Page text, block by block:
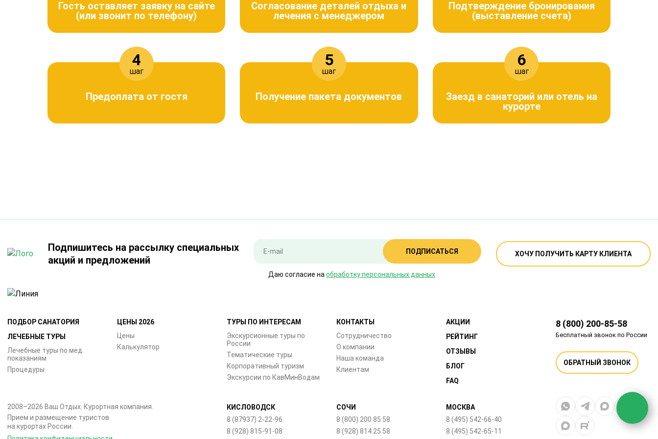
Гость оставляет заявку на сайте
(или звонит по телефону)
Согласование деталей отдыха и
лечения с менеджером
Подтверждение бронирования
(выставление счета)
4
шаг
Предоплата от гостя
5
шаг
Получение пакета документов
6
шаг
Заезд в санаторий или отель на
курорте
Подпишитесь на рассылку специальных
акций и предложений
ПОДПИСАТЬСЯ
Даю согласие на обработку персональных данных
ХОЧУ ПОЛУЧИТЬ КАРТУ КЛИЕНТА
ПОДБОР САНАТОРИЯ
ЛЕЧЕБНЫЕ ТУРЫ
Лечебные туры по мед.
показаниям
Процедуры
ЦЕНЫ 2026
Цены
Калькулятор
ТУРЫ ПО ИНТЕРЕСАМ
Экскурсионные туры по
России
Тематические туры
Корпоративный туризм
Экскурсии по КавМинВодам
КОНТАКТЫ
Сотрудничество
О компании
Наша команда
Клиентам
АКЦИИ
РЕЙТИНГ
ОТЗЫВЫ
БЛОГ
FAQ
8 (800) 200-85-58
Бесплатный звонок по России
ОБРАТНЫЙ ЗВОНОК
2008–2026 Ваш Отдых. Курортная компания.
Прием и размещение туристов
на курортах России.
КИСЛОВОДСК
8 (87937) 2-22-96
8 (928) 815-91-08
СОЧИ
8 (800) 200 85 58
8 (928) 814 25 58
МОСКВА
8 (495) 542-66-40
8 (495) 542-65-11